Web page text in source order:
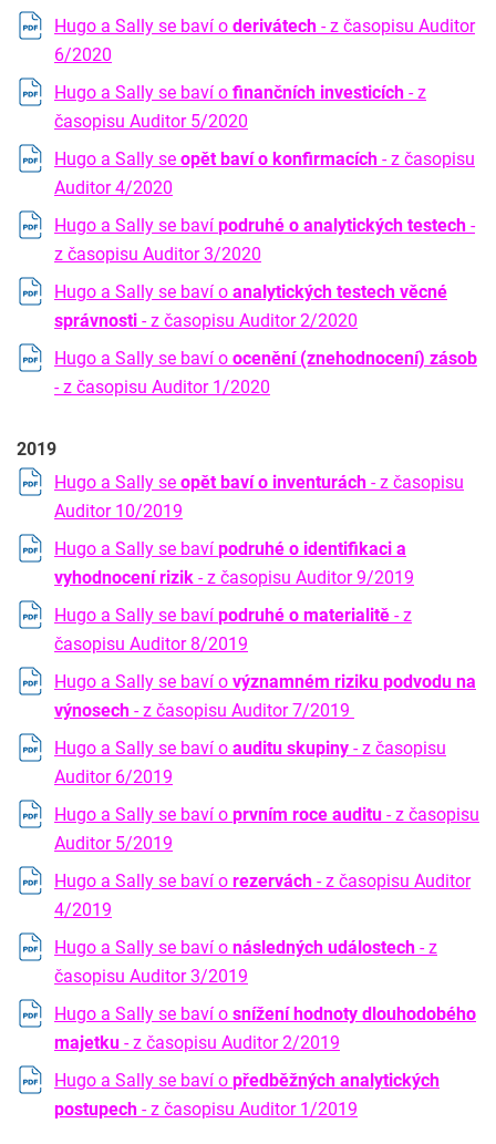
Hugo a Sally se baví o derivátech - z časopisu Auditor
6/2020
Hugo a Sally se baví o finančních investicích - z
časopisu Auditor 5/2020
Hugo a Sally se opět baví o konfirmacích - z časopisu
Auditor 4/2020
Hugo a Sally se baví podruhé o analytických testech -
z časopisu Auditor 3/2020
Hugo a Sally se baví o analytických testech věcné
správnosti - z časopisu Auditor 2/2020
Hugo a Sally se baví o ocenění (znehodnocení) zásob
- z časopisu Auditor 1/2020
2019
Hugo a Sally se opět baví o inventurách - z časopisu
Auditor 10/2019
Hugo a Sally se baví podruhé o identifikaci a
vyhodnocení rizik - z časopisu Auditor 9/2019
Hugo a Sally se baví podruhé o materialitě - z
časopisu Auditor 8/2019
Hugo a Sally se baví o významném riziku podvodu na
výnosech - z časopisu Auditor 7/2019
Hugo a Sally se baví o auditu skupiny - z časopisu
Auditor 6/2019
Hugo a Sally se baví o prvním roce auditu - z časopisu
Auditor 5/2019
Hugo a Sally se baví o rezervách - z časopisu Auditor
4/2019
Hugo a Sally se baví o následných událostech - z
časopisu Auditor 3/2019
Hugo a Sally se baví o snížení hodnoty dlouhodobého
majetku - z časopisu Auditor 2/2019
Hugo a Sally se baví o předběžných analytických
postupech - z časopisu Auditor 1/2019